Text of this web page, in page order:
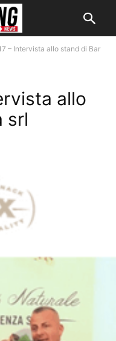
– Intervista allo stand di Bar
allo
srl